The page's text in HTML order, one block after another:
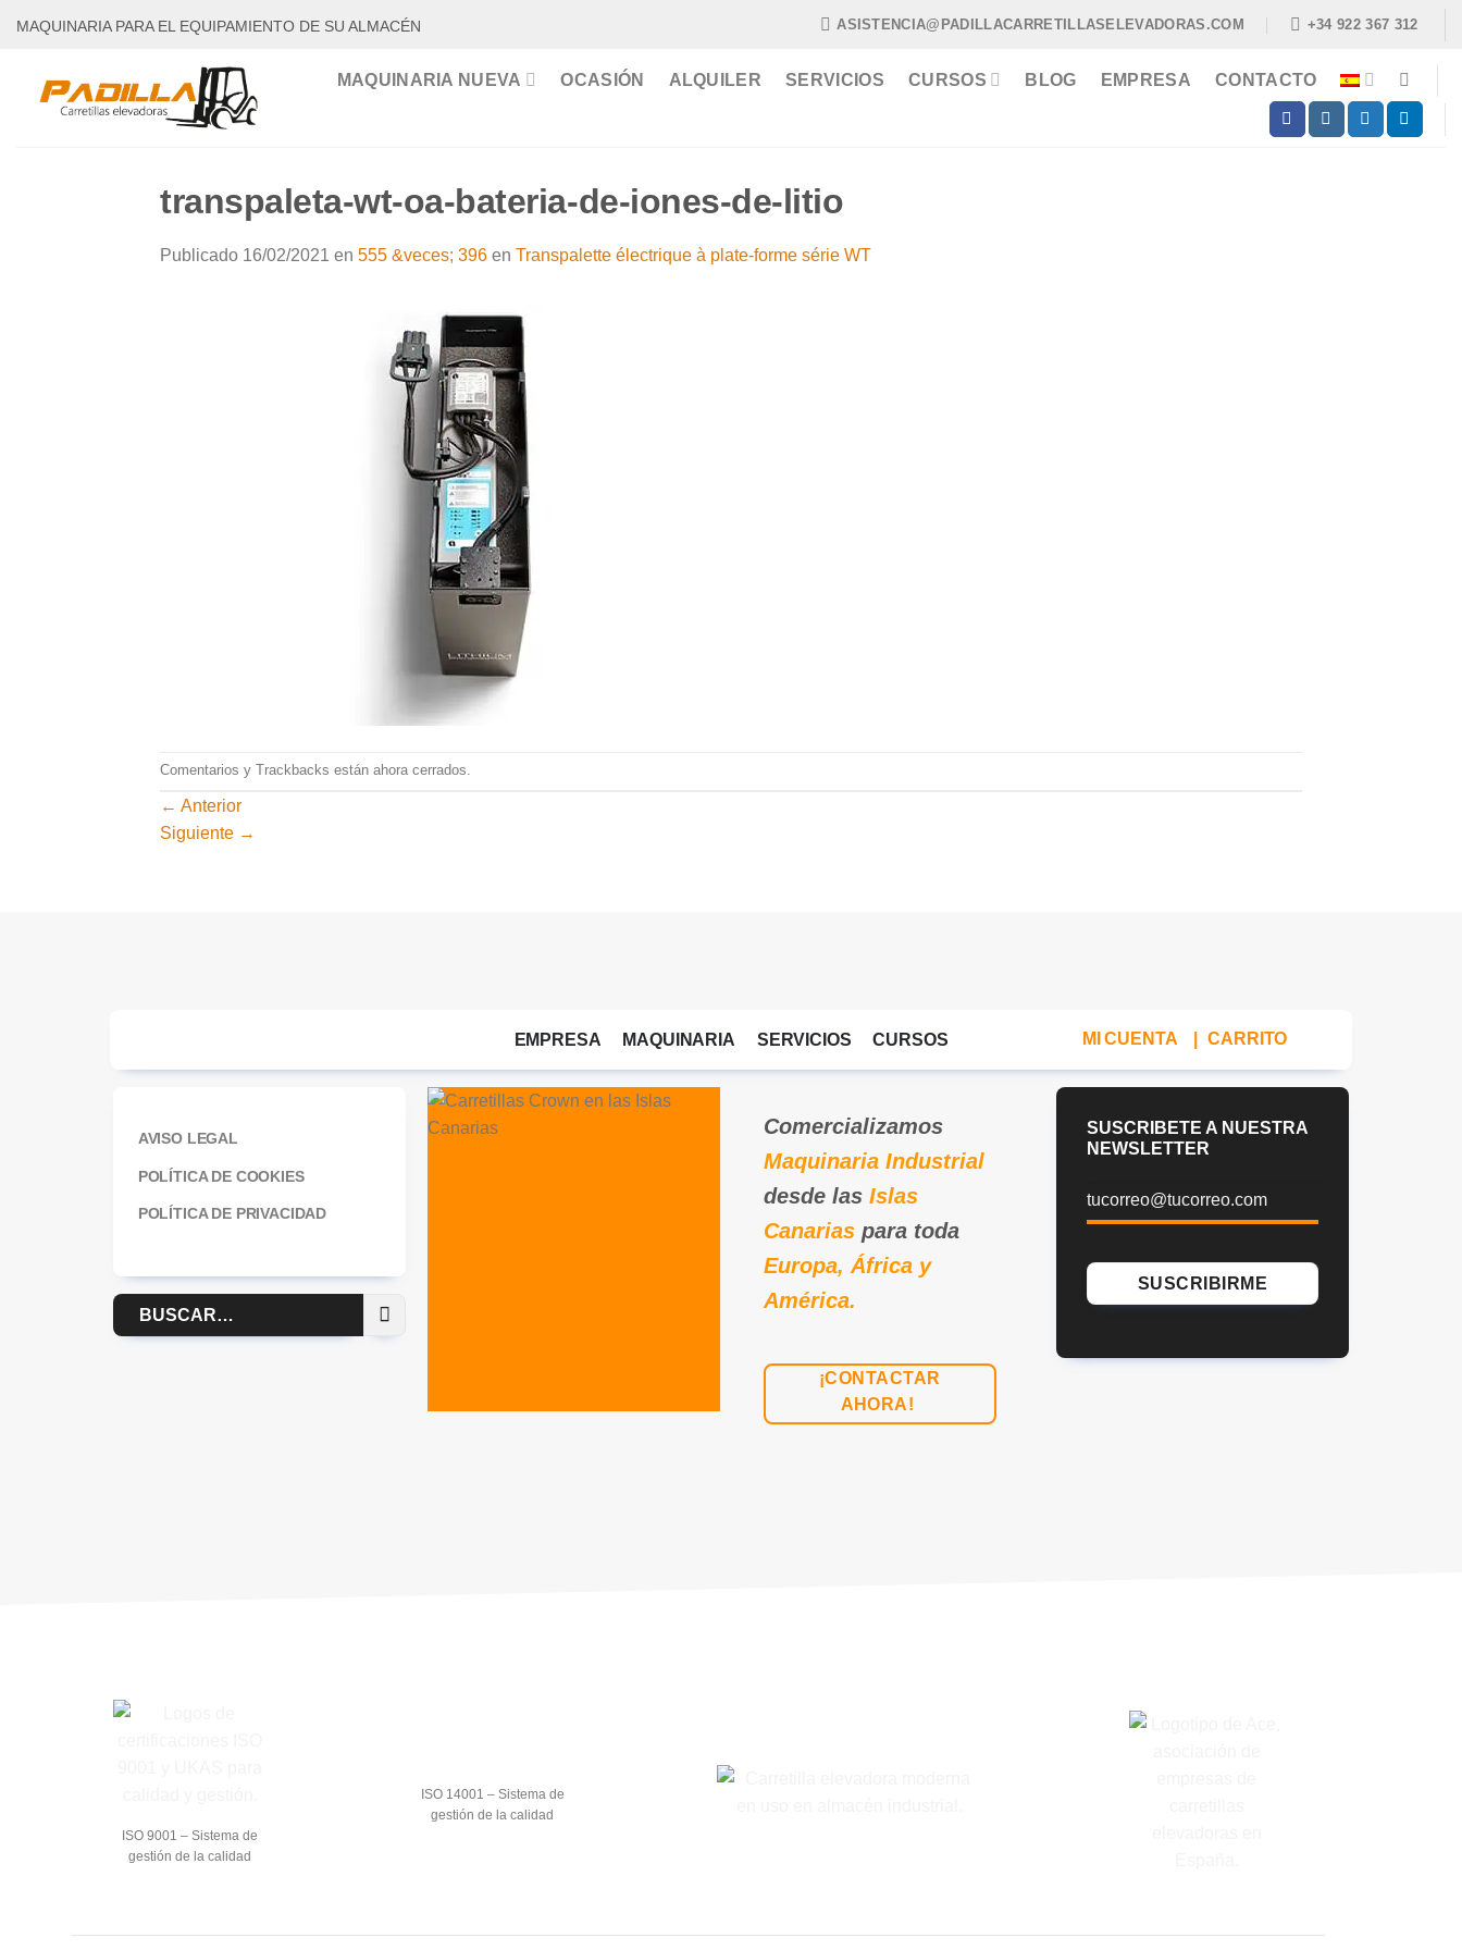
MAQUINARIA PARA EL EQUIPAMIENTO DE SU ALMACÉN ASISTENCIA@PADILLACARRETILLASELEVADORAS.COM +34 922 367 312
MAQUINARIA NUEVA OCASIÓN ALQUILER SERVICIOS CURSOS BLOG EMPRESA CONTACTO
transpaleta-wt-oa-bateria-de-iones-de-litio
Publicado 16/02/2021 en 555 &veces; 396 en Transpalette électrique à plate-forme série WT
Comentarios y Trackbacks están ahora cerrados.
← Anterior
Siguiente →
EMPRESA MAQUINARIA SERVICIOS CURSOS MI CUENTA CARRITO
AVISO LEGAL
POLÍTICA DE COOKIES
POLÍTICA DE PRIVACIDAD
Buscar
por:
Comercializamos
Maquinaria Industrial
desde las Islas
Canariaspara toda
Europa, África y
América.
¡CONTACTAR
AHORA!
SUSCRIBETE A NUESTRA
NEWSLETTER
ISO 9001 – Sistema de
gestión de la calidad
ISO 14001 – Sistema de
gestión de la calidad